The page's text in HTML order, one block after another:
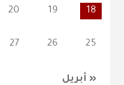
« أبريل
18
19
20
25
26
27